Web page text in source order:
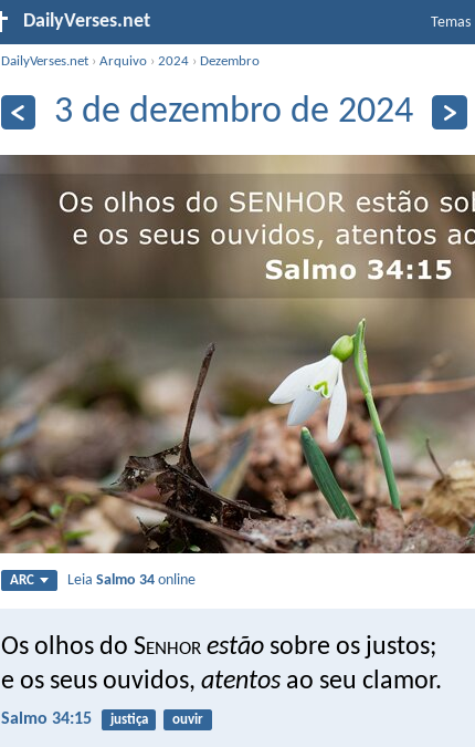
DailyVerses.net Temas
DailyVerses.net ›Arquivo ›2024 ›Dezembro
3 de dezembro de 2024
ARC LeiaSalmo 34 online
Os olhos do Senhor estão sobre os justos;
e os seus ouvidos, atentos ao seu clamor.
Salmo 34:15 justiça ouvir